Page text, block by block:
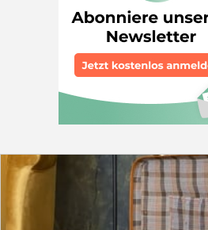
Thema Pflegestelle werden findet
unserer Homepage. Viele Grüße